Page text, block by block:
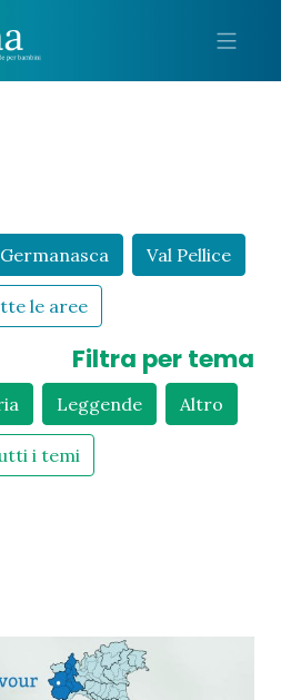
Val Pellice
le aree
Filtra per tema
Leggende Altro
i temi